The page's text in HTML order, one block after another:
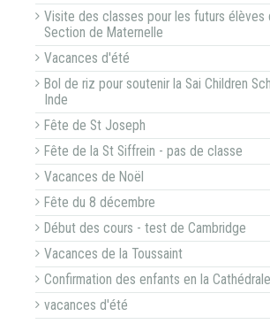
Visite des classes pour les futurs élèves
Section de Maternelle
Vacances d'été
Bol de riz pour soutenir la Sai Children
Inde
Fête de St Joseph
Fête de la St Siffrein - pas de classe
Vacances de Noël
Fête du 8 décembre
Début des cours - test de Cambridge
Vacances de la Toussaint
Confirmation des enfants en la
vacances d'été